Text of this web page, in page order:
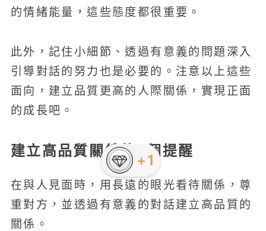
的情緒能量，這些態度都很重要。
此外，記住小細節、透過有意義的問題深入
引導對話的努力也是必要的。注意以上這些
面向，建立品質更高的人際關係，實現正面
的成長吧。
建立高品質關係的6個提醒
在與人見面時，用長遠的眼光看待關係，尊
重對方，並透過有意義的對話建立高品質的
關係。
+1